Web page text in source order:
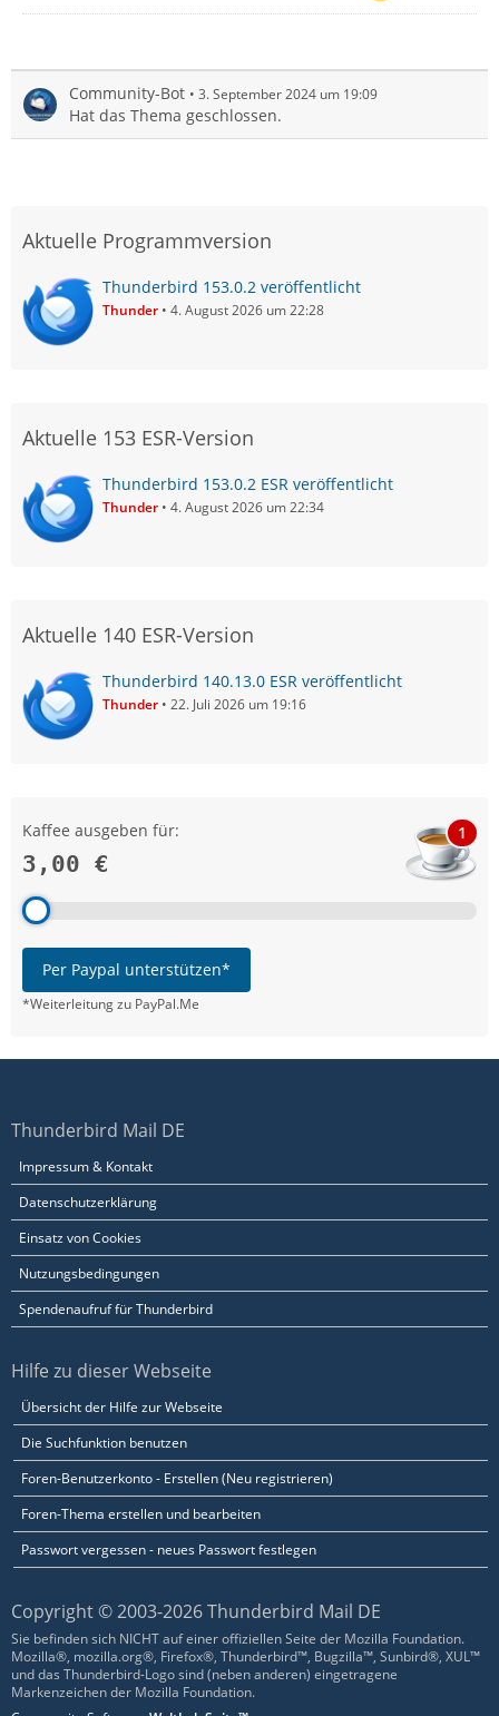
Community-Bot 3. September 2024 um 19:09
Hat das Thema geschlossen.
Aktuelle Programmversion
Thunderbird 153.0.2 veröffentlicht
Thunder 4. August 2026 um 22:28
Aktuelle 153 ESR-Version
Thunderbird 153.0.2 ESR veröffentlicht
Thunder 4. August 2026 um 22:34
Aktuelle 140 ESR-Version
Thunderbird 140.13.0 ESR veröffentlicht
Thunder 22. Juli 2026 um 19:16
Kaffee ausgeben für:
3,00 €
1
Per Paypal unterstützen*
*Weiterleitung zu PayPal.Me
Thunderbird Mail DE
Impressum & Kontakt
Datenschutzerklärung
Einsatz von Cookies
Nutzungsbedingungen
Spendenaufruf für Thunderbird
Hilfe zu dieser Webseite
Übersicht der Hilfe zur Webseite
Die Suchfunktion benutzen
Foren-Benutzerkonto - Erstellen (Neu registrieren)
Foren-Thema erstellen und bearbeiten
Passwort vergessen - neues Passwort festlegen
Copyright © 2003-2026 Thunderbird Mail DE
Sie befinden sich NICHT auf einer offiziellen Seite der Mozilla Foundation.
Mozilla®, mozilla.org®, Firefox®, Thunderbird™, Bugzilla™, Sunbird®, XUL™
und das Thunderbird-Logo sind (neben anderen) eingetragene
Markenzeichen der Mozilla Foundation.